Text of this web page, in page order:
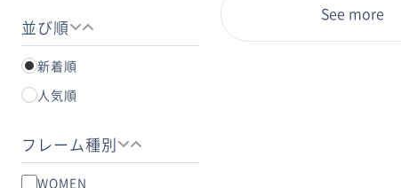
並び順
新着順
人気順
フレーム種別
WOMEN
See more